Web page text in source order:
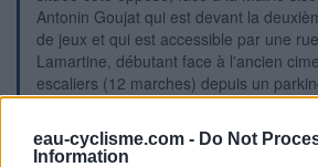
eau-cyclisme.com - Do Not
Information
Antonin Goujat qui est devant la
de jeux et qui est accessible par une
Lamartine, débutant face à l'ancien
escaliers (12 marches) depuis un
bord de la D308. P.S. : La suite de la
D308 devant l'église.